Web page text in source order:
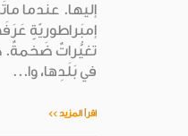
إليها. عندما
إمبَراطوريّةٍ
تغيُّراتٌ ضَخمةٌ.
في بَلَدِها، وا...
اقرأ المزيد >>